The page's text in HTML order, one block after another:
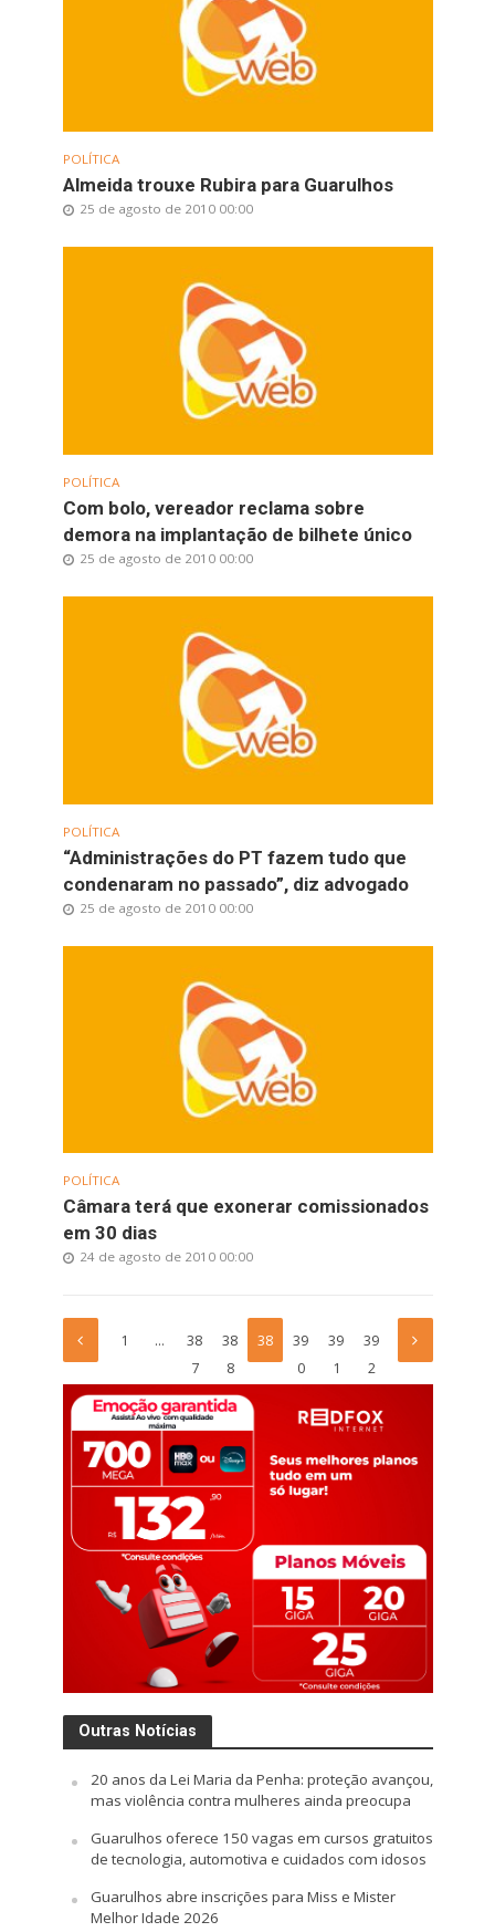
POLÍTICA
Almeida trouxe Rubira para Guarulhos
25 de agosto de 2010 00:00
POLÍTICA
Com bolo, vereador reclama sobre
demora na implantação de bilhete único
25 de agosto de 2010 00:00
POLÍTICA
“Administrações do PT fazem tudo que
condenaram no passado”, diz advogado
25 de agosto de 2010 00:00
POLÍTICA
Câmara terá que exonerar comissionados
em 30 dias
24 de agosto de 2010 00:00
1 …
38
7
38
8
38
9
39
0
39
1
39
2
Outras Notícias
20 anos da Lei Maria da Penha: proteção avançou,
mas violência contra mulheres ainda preocupa
Guarulhos oferece 150 vagas em cursos gratuitos
de tecnologia, automotiva e cuidados com idosos
Guarulhos abre inscrições para Miss e Mister
Melhor Idade 2026